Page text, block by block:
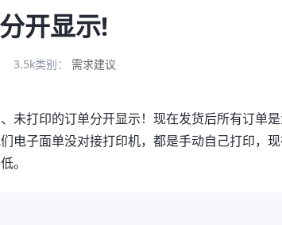
开显示!
3.5k类别： 需求建议
未打印的订单分开显示！现在发货后所有订单
电子面单没对接打印机，都是手动自己打印，
。